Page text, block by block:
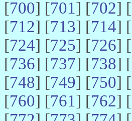
[700] [701] [702] [
[712] [713] [714] [
[724] [725] [726] [
[736] [737] [738] [
[748] [749] [750] [
[760] [761] [762] [